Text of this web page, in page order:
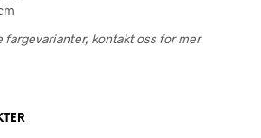
fargevarianter, kontakt oss for mer